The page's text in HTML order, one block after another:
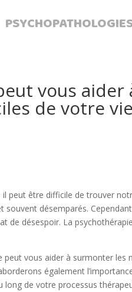
vous aider
de votre vie
peut être difficile de trouver
désemparés.
de désespoir. La
vous aider à surmonter les
également
de votre processus